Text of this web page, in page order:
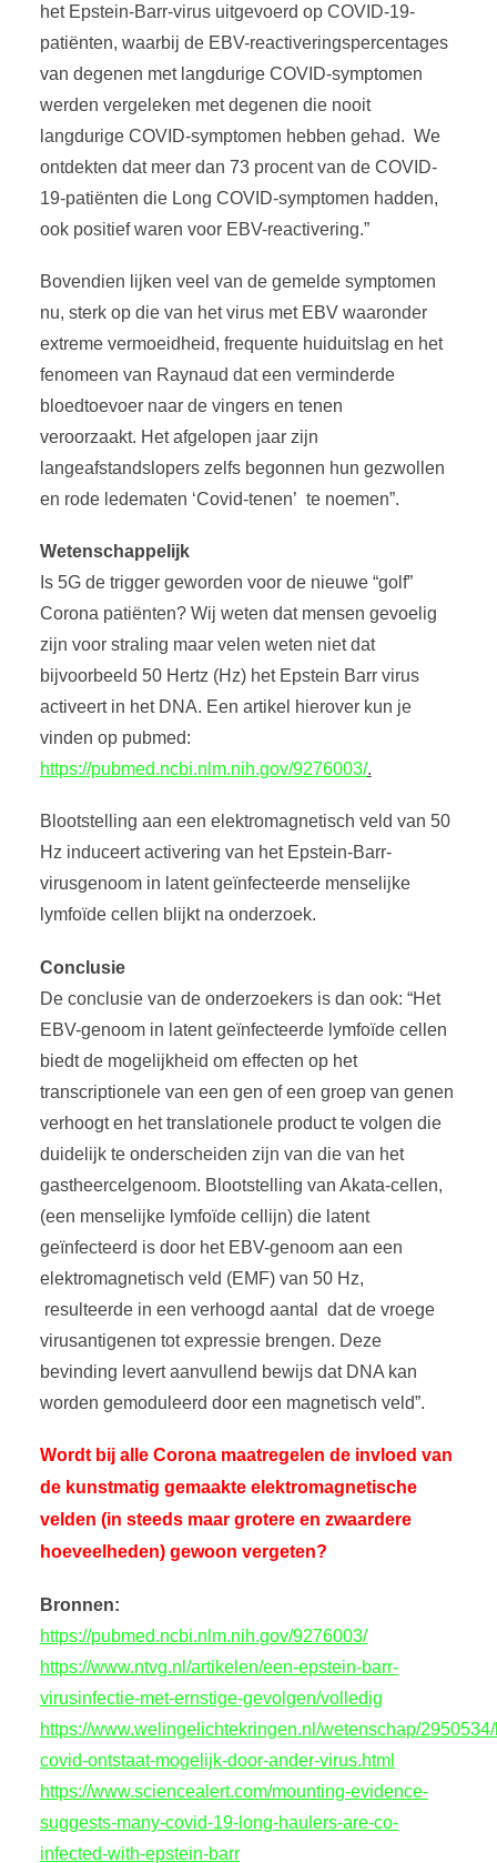
het Epstein-Barr-virus uitgevoerd op COVID-19-
patiënten, waarbij de EBV-reactiveringspercentages
van degenen met langdurige COVID-symptomen
werden vergeleken met degenen die nooit
langdurige COVID-symptomen hebben gehad. We
ontdekten dat meer dan 73 procent van de COVID-
19-patiënten die Long COVID-symptomen hadden,
ook positief waren voor EBV-reactivering.”
Bovendien lijken veel van de gemelde symptomen
nu, sterk op die van het virus met EBV waaronder
extreme vermoeidheid, frequente huiduitslag en het
fenomeen van Raynaud dat een verminderde
bloedtoevoer naar de vingers en tenen
veroorzaakt. Het afgelopen jaar zijn
langeafstandslopers zelfs begonnen hun gezwollen
en rode ledematen ‘Covid-tenen’ te noemen”.
Wetenschappelijk
Is 5G de trigger geworden voor de nieuwe “golf”
Corona patiënten? Wij weten dat mensen gevoelig
zijn voor straling maar velen weten niet dat
bijvoorbeeld 50 Hertz (Hz) het Epstein Barr virus
activeert in het DNA. Een artikel hierover kun je
vinden op pubmed:
https://pubmed.ncbi.nlm.nih.gov/9276003/.
Blootstelling aan een elektromagnetisch veld van 50
Hz induceert activering van het Epstein-Barr-
virusgenoom in latent geïnfecteerde menselijke
lymfoïde cellen blijkt na onderzoek.
Conclusie
De conclusie van de onderzoekers is dan ook: “Het
EBV-genoom in latent geïnfecteerde lymfoïde cellen
biedt de mogelijkheid om effecten op het
transcriptionele van een gen of een groep van genen
verhoogt en het translationele product te volgen die
duidelijk te onderscheiden zijn van die van het
gastheercelgenoom. Blootstelling van Akata-cellen,
(een menselijke lymfoïde cellijn) die latent
geïnfecteerd is door het EBV-genoom aan een
elektromagnetisch veld (EMF) van 50 Hz,
resulteerde in een verhoogd aantal dat de vroege
virusantigenen tot expressie brengen. Deze
bevinding levert aanvullend bewijs dat DNA kan
worden gemoduleerd door een magnetisch veld”.
Wordt bij alle Corona maatregelen de invloed van
de kunstmatig gemaakte elektromagnetische
velden (in steeds maar grotere en zwaardere
hoeveelheden) gewoon vergeten?
Bronnen:
https://pubmed.ncbi.nlm.nih.gov/9276003/
https://www.ntvg.nl/artikelen/een-epstein-barr-
virusinfectie-met-ernstige-gevolgen/volledig
https://www.welingelichtekringen.nl/wetenschap/
covid-ontstaat-mogelijk-door-ander-virus.html
https://www.sciencealert.com/mounting-evidence-
suggests-many-covid-19-long-haulers-are-co-
infected-with-epstein-barr